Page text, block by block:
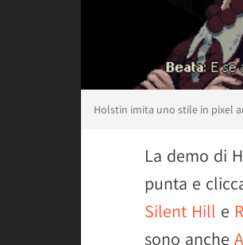
Holstin imita uno stile in pixel
La demo di
punta e
Silent Hill e
sono anche